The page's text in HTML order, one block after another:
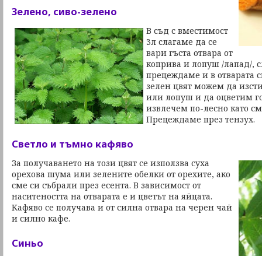
Зелено, сиво-зелено
В съд с вместимост
3л слагаме да се
вари гъста отвара от
коприва и лопуш /лапад/,
прецеждаме и в отварата
зелен цвят можем да
или лопуш и да оцветим
извлечем по-лесно като
Прецеждаме през тензух.
Светло и тъмно кафяво
За получаването на този цвят се използва суха
орехова шума или зелените обелки от орехите, ако
сме си събрали през есента. В зависимост от
наситеността на отварата е и цветът на яйцата.
Кафяво се получава и от силна отвара на черен чай
и силно кафе.
Синьо